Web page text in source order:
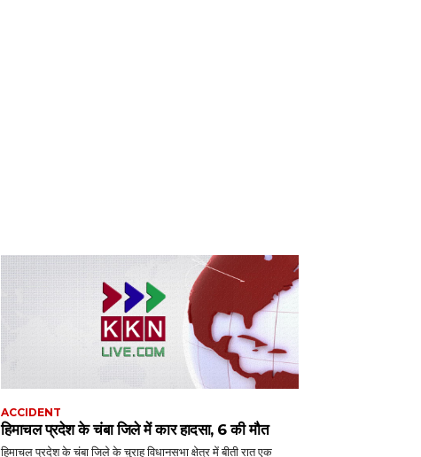
ACCIDENT
हिमाचल प्रदेश के चंबा जिले में कार हादसा, 6 की मौत
हिमाचल प्रदेश के चंबा जिले के चुराह विधानसभा क्षेत्र में बीती रात एक